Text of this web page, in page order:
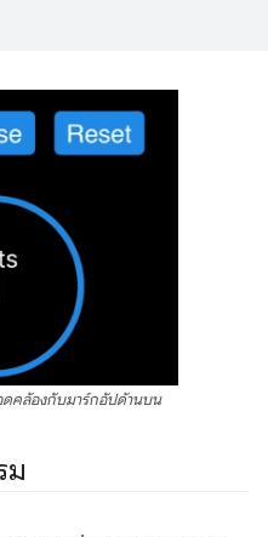
คล้องกับมาร์กอัปด้านบน
ม